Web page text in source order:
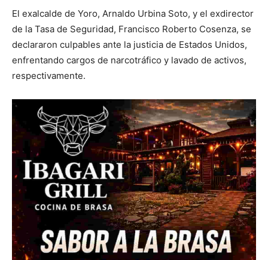
El exalcalde de Yoro, Arnaldo Urbina Soto, y el exdirector
de la Tasa de Seguridad, Francisco Roberto Cosenza, se
declararon culpables ante la justicia de Estados Unidos,
enfrentando cargos de narcotráfico y lavado de activos,
respectivamente.